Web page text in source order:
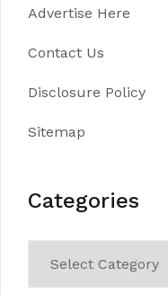
Advertise Here
Contact Us
Disclosure Policy
Sitemap
Categories